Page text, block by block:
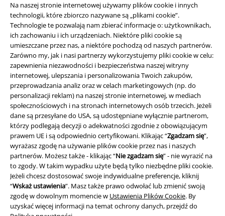
Na naszej stronie internetowej używamy plików cookie i innych
technologii, które zbiorczo nazywane są „plikami cookie”.
Technologie te pozwalają nam zbierać informacje o: użytkownikach,
ich zachowaniu i ich urządzeniach. Niektóre pliki cookie są
umieszczane przez nas, a niektóre pochodzą od naszych partnerów.
Zarówno my, jak i nasi partnerzy wykorzystujemy pliki cookie w celu:
zapewnienia niezawodności i bezpieczeństwa naszej witryny
internetowej, ulepszania i personalizowania Twoich zakupów,
przeprowadzania analiz oraz w celach marketingowych (np. do
personalizacji reklam) na naszej stronie internetowej, w mediach
społecznościowych i na stronach internetowych osób trzecich. Jeżeli
dane są przesyłane do USA, są udostępniane wyłącznie partnerom,
którzy podlegają decyzji o adekwatności zgodnie z obowiązującym
prawem UE i są odpowiednio certyfikowani. Klikając “Zgadzam się”,
wyrażasz zgodę na używanie plików cookie przez nas i naszych
partnerów. Możesz także - klikając “Nie zgadzam się” - nie wyrazić na
to zgody. W takim wypadku użyte będą tylko niezbędne pliki cookie.
Jeżeli chcesz dostosować swoje indywidualne preferencje, kliknij
“Wskaż ustawienia”. Masz także prawo odwołać lub zmienić swoją
zgodę w dowolnym momencie w Ustawienia Plików Cookie. By
uzyskać więcej informacji na temat ochrony danych, przejdź do
Informacje prawne
Regulamin
Dane firmy
Polityka prywatności
Unieszkodliwianie odpadów i ochrona środowiska
Deklaracja Zgodności
Informacje dotyczące dostępności
Ustawienia Plików Cookie
Skorzystaj z prawa do odstąpienia od umowy